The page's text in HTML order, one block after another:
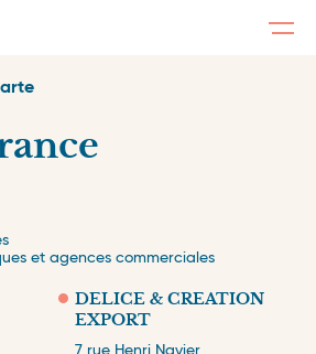
et agences commerciales
DELICE & CREATION
EXPORT
7 rue Henri Navier